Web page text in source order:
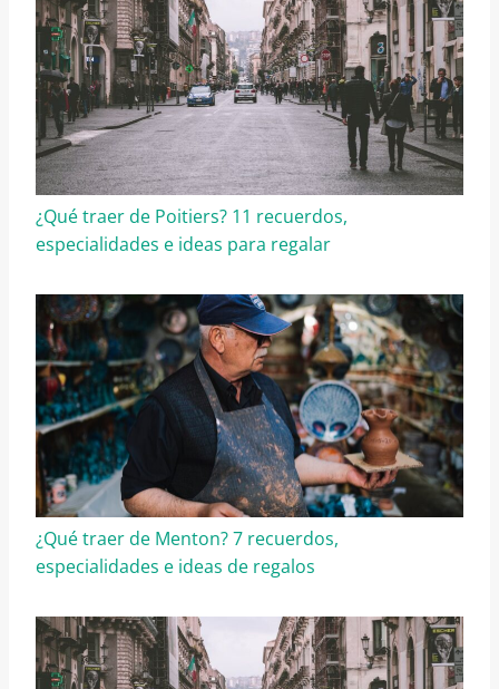
¿Qué traer de Poitiers? 11 recuerdos,
especialidades e ideas para regalar
¿Qué traer de Menton? 7 recuerdos,
especialidades e ideas de regalos